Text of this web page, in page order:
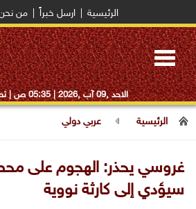
الرئيسية ارسل خبراً من
Toggle
navigation
الاحد ,09 آب ,2026 | 05:35 ص |
الرئيسية عربي دولي
غروسي يحذر: الهجوم على
سيؤدي إلى كارثة نووية